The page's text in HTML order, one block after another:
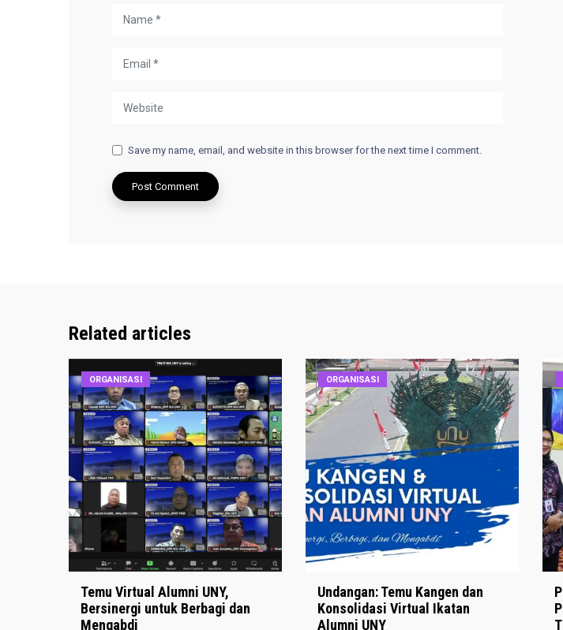
Save my name, email, and website in this browser for the next time I comment.
Related articles
ORGANISASI
Temu Virtual Alumni UNY,
Bersinergi untuk Berbagi dan
Mengabdi
ORGANISASI
Undangan: Temu Kangen dan
Konsolidasi Virtual Ikatan
Alumni UNY